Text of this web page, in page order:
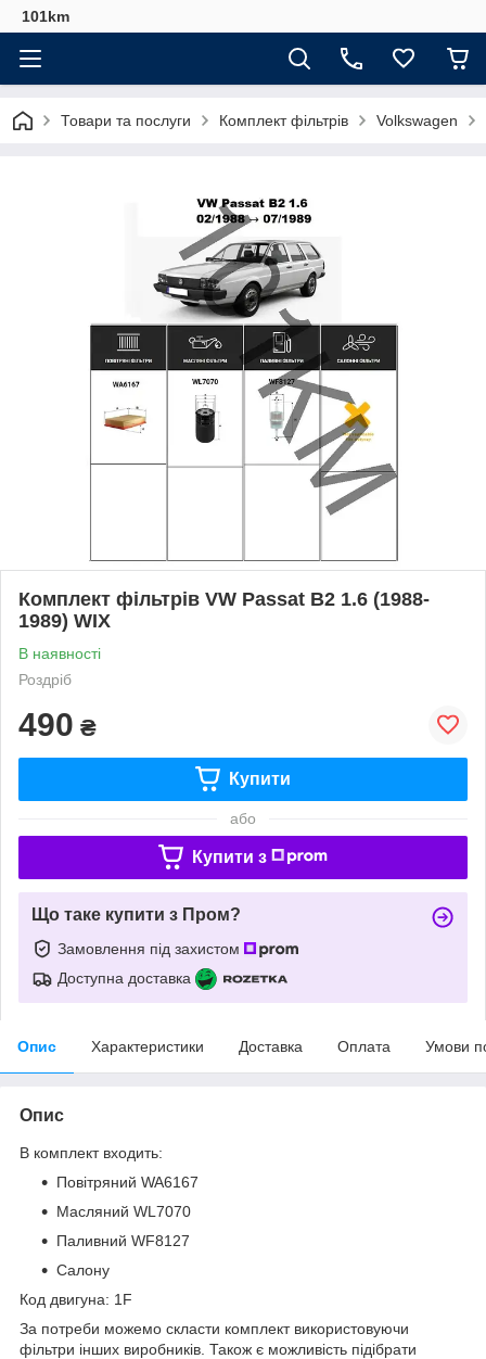
101km
Товари та послуги Комплект фільтрів Volkswagen
Комплект фільтрів VW Passat B2 1.6 (1988-
1989) WIX
В наявності
Роздріб
490 ₴
Купити
або
Купити з
Що таке купити з Пром?
Замовлення під захистом
Доступна доставка
Опис Характеристики Доставка Оплата Умови
Опис
В комплект входить:
Повітряний WA6167
Масляний WL7070
Паливний WF8127
Салону
Код двигуна: 1F
За потреби можемо скласти комплект використовуючи
фільтри інших виробників. Також є можливість підібрати